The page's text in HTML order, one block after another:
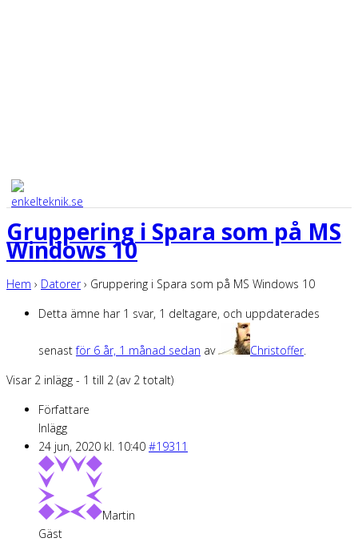
Gruppering i Spara som på MS
Windows 10
Hem › Datorer › Gruppering i Spara som på MS Windows 10
Detta ämne har 1 svar, 1 deltagare, och uppdaterades
senastför 6 år, 1 månad sedan av Christoffer.
Visar 2 inlägg - 1 till 2 (av 2 totalt)
Författare
Inlägg
24 jun, 2020 kl. 10:40 #19311
Martin
Gäst